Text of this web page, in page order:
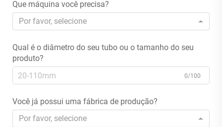
Que máquina você precisa?
Por favor, selecione
Qual é o diâmetro do seu tubo ou o tamanho do seu
produto?
0/100
Você já possui uma fábrica de produção?
Por favor, selecione